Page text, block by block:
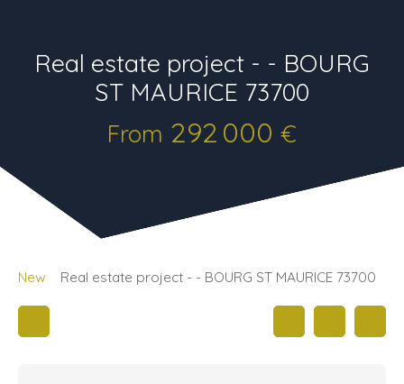
Real estate project - - BOURG
ST MAURICE 73700
From 292 000 €
New Real estate project - - BOURG ST MAURICE 73700